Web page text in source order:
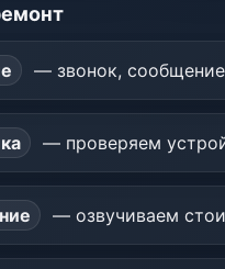
— звонок,
— проверяем
— озвучиваем